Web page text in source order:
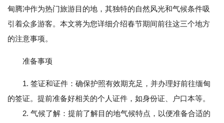
甸腾冲作为热门旅游目的地，其独特的自然风光和气候条件吸
引着众多游客。本文将为您详细介绍春节期间前往这三个地方
的注意事项。
准备事项
1. 签证和证件：确保护照有效期充足，并办理好前往缅甸
的签证。提前准备好相关的个人证件，如身份证、户口本等。
2. 气候了解：提前了解目的地气候特点，以便准备合适的